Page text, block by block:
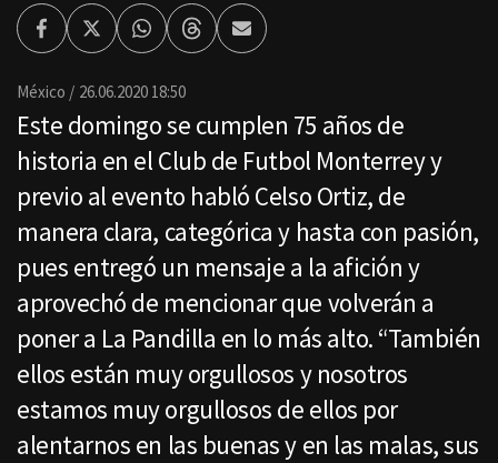
FacebookTwitterWhatsappThreadsEnviar
por
México 26.06.2020 18:50
Este domingo se cumplen 75 años de
historia en el Club de Futbol Monterrey y
previo al evento habló Celso Ortiz, de
manera clara, categórica y hasta con pasión,
pues entregó un mensaje a la afición y
aprovechó de mencionar que volverán a
poner a La Pandilla en lo más alto. “También
ellos están muy orgullosos y nosotros
estamos muy orgullosos de ellos por
alentarnos en las buenas y en las malas, sus